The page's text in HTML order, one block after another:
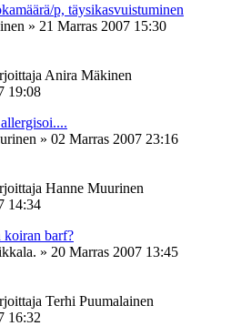
p, täysikasvuistuminen
» 21 Marras 2007 15:30
Anira Mäkinen
19:08
» 02 Marras 2007 23:16
Hanne Muurinen
14:34
koiran barf?
» 20 Marras 2007 13:45
Terhi Puumalainen
16:32